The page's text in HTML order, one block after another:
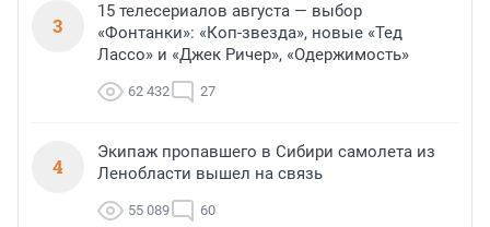
3
15 телесериалов августа — выбор
«Фонтанки»: «Коп-звезда», новые «Тед
Лассо» и «Джек Ричер», «Одержимость»
62 432 27
4
Экипаж пропавшего в Сибири самолета из
Ленобласти вышел на связь
55 089 60